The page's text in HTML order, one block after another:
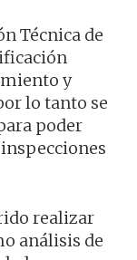
Técnica de
y
lo tanto se
poder
realizar
análisis de